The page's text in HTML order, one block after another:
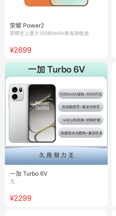
荣耀 Power2
荣耀史上最大10080mAh青海湖电池
¥2699
一加 Turbo 6V
无
¥2299